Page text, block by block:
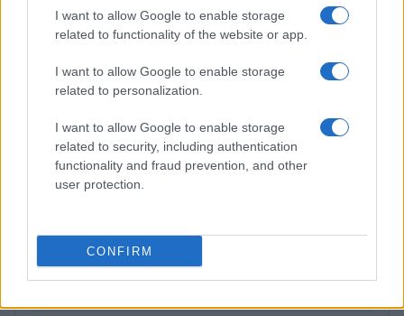
I want to allow Google to enable storage
related to functionality of the website or app.
I want to allow Google to enable storage
related to personalization.
I want to allow Google to enable storage
related to security, including authentication
functionality and fraud prevention, and other
user protection.
CONFIRM
Collezionismo e scalper: modelli di mercato e
contromisure etiche
Andrea Conforti · 3 Ago 2026
PIÙ LETTI
1
Smartphone pieghevoli: come scegliere con criteri